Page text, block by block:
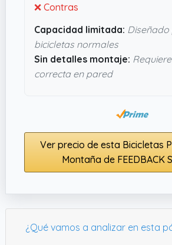
❌ Contras
Capacidad limitada:
bicicletas normales
Sin detalles montaje:
correcta en pared
Ver precio de esta Bicicletas
Montaña de FEEDBACK
¿Qué vamos a analizar en esta